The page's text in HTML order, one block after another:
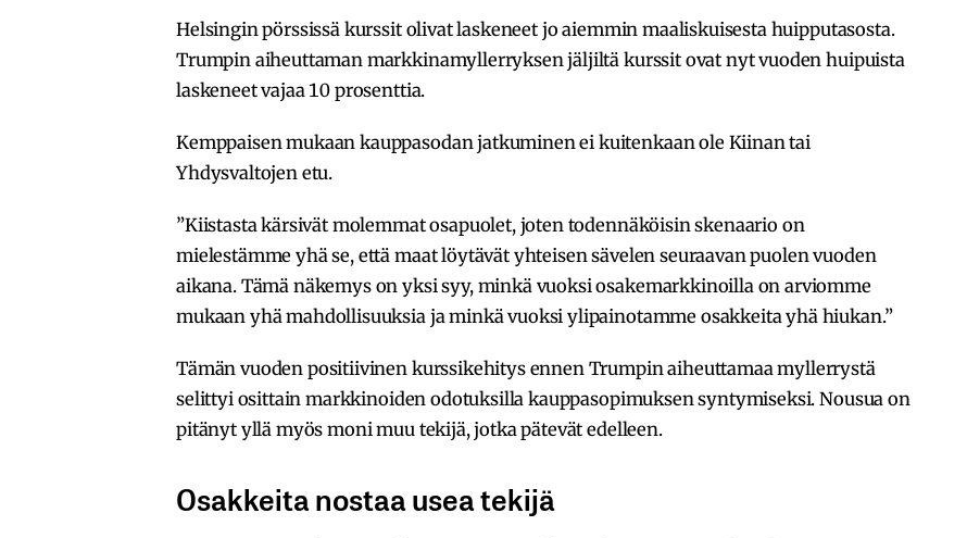
Helsingin pörssissä kurssit olivat laskeneet jo aiemmin maaliskuisesta huipputasosta.
Trumpin aiheuttaman markkinamyllerryksen jäljiltä kurssit ovat nyt vuoden huipuista
laskeneet vajaa 10 prosenttia.
Kemppaisen mukaan kauppasodan jatkuminen ei kuitenkaan ole Kiinan tai
Yhdysvaltojen etu.
”Kiistasta kärsivät molemmat osapuolet, joten todennäköisin skenaario on
mielestämme yhä se, että maat löytävät yhteisen sävelen seuraavan puolen vuoden
aikana. Tämä näkemys on yksi syy, minkä vuoksi osakemarkkinoilla on arviomme
mukaan yhä mahdollisuuksia ja minkä vuoksi ylipainotamme osakkeita yhä hiukan.”
Tämän vuoden positiivinen kurssikehitys ennen Trumpin aiheuttamaa myllerrystä
selittyi osittain markkinoiden odotuksilla kauppasopimuksen syntymiseksi. Nousua on
pitänyt yllä myös moni muu tekijä, jotka pätevät edelleen.
Osakkeita nostaa usea tekijä